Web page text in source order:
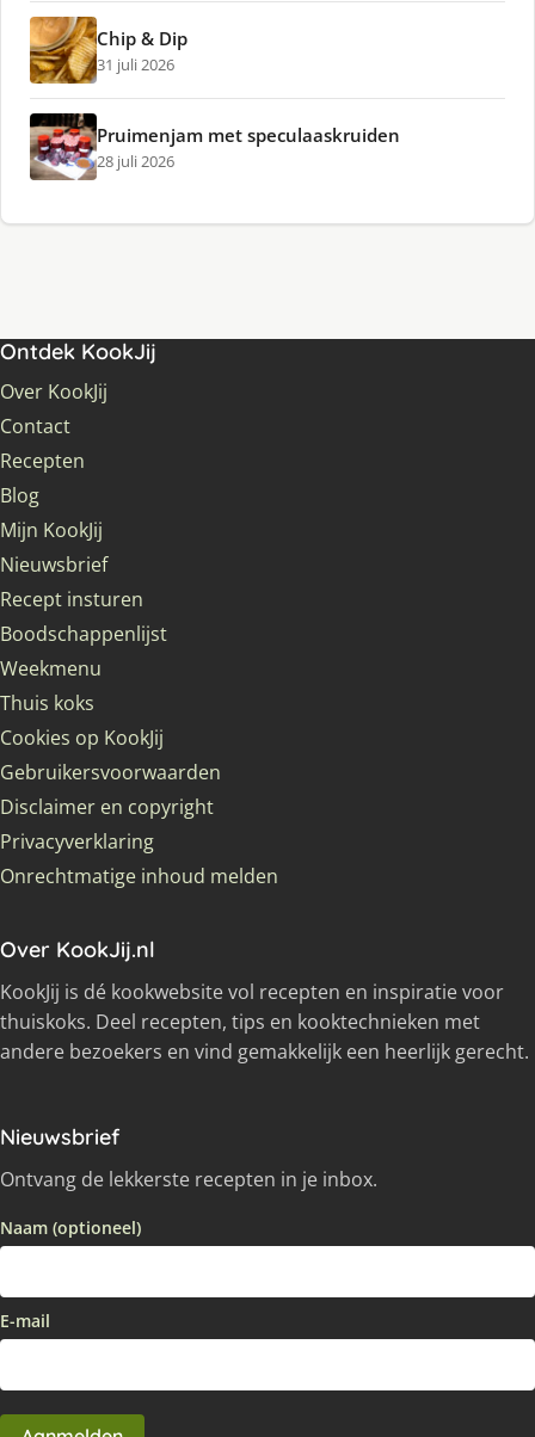
Chip & Dip
31 juli 2026
Pruimenjam met speculaaskruiden
28 juli 2026
Ontdek KookJij
Over KookJij
Contact
Recepten
Blog
Mijn KookJij
Nieuwsbrief
Recept insturen
Boodschappenlijst
Weekmenu
Thuis koks
Cookies op KookJij
Gebruikersvoorwaarden
Disclaimer en copyright
Privacyverklaring
Onrechtmatige inhoud melden
Over KookJij.nl
KookJij is dé kookwebsite vol recepten en inspiratie voor
thuiskoks. Deel recepten, tips en kooktechnieken met
andere bezoekers en vind gemakkelijk een heerlijk gerecht.
Nieuwsbrief
Ontvang de lekkerste recepten in je inbox.
Naam (optioneel)
E-mail